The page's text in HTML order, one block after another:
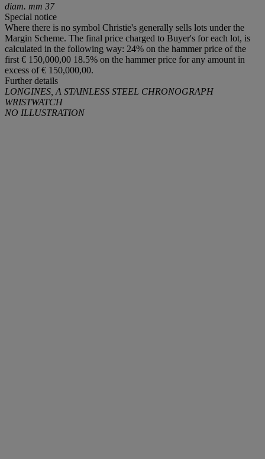
diam. mm 37
Special notice
Where there is no symbol Christie's generally sells lots under the
Margin Scheme. The final price charged to Buyer's for each lot, is
calculated in the following way: 24% on the hammer price of the
first € 150,000,00 18.5% on the hammer price for any amount in
excess of € 150,000,00.
Further details
LONGINES, A STAINLESS STEEL CHRONOGRAPH
WRISTWATCH
NO ILLUSTRATION